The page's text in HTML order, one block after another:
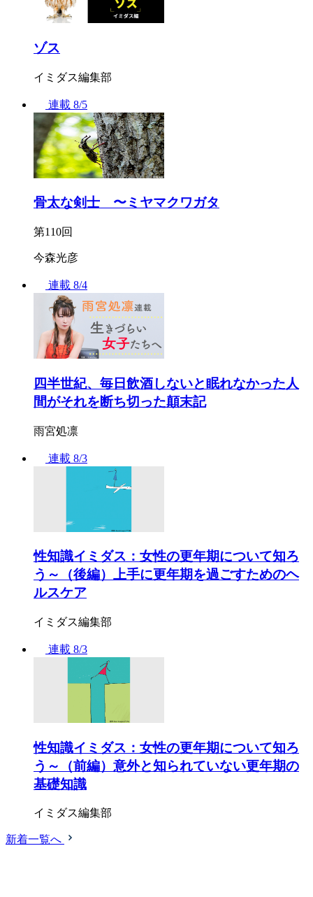
ゾス
イミダス編集部
連載 8/5
骨太な剣士 〜ミヤマクワガタ
第110回
今森光彦
連載 8/4
四半世紀、毎日飲酒しないと眠れなかった人
間がそれを断ち切った顛末記
雨宮処凛
連載 8/3
性知識イミダス：女性の更年期について知ろ
う～（後編）上手に更年期を過ごすためのヘ
ルスケア
イミダス編集部
連載 8/3
性知識イミダス：女性の更年期について知ろ
う～（前編）意外と知られていない更年期の
基礎知識
イミダス編集部
新着一覧へ